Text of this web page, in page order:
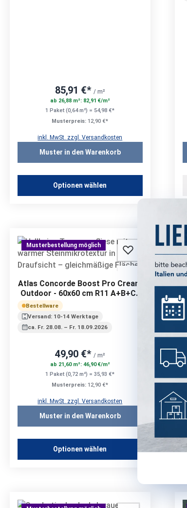
85,91 €* / m²
ab 26,88 m²: 82,91 €/m²
1 Paket (0,64 m²) = 54,98 €*
Musterpreis: 12,90 €*
inkl. MwSt. zzgl. Versandkosten
Muster in den Warenkorb
Optionen wählen
Musterbestellung möglich
Atlas Concorde Boost Pro Cream
Outdoor - 60x60 cm R11 A+B+C |
Bestellware
Versand: 10-14 Werktage
ca. Fr. 28.08. – Fr. 18.09.2026
49,90 €* / m²
ab 21,60 m²: 46,90 €/m²
1 Paket (0,72 m²) = 35,93 €*
Musterpreis: 12,90 €*
inkl. MwSt. zzgl. Versandkosten
Muster in den Warenkorb
Optionen wählen